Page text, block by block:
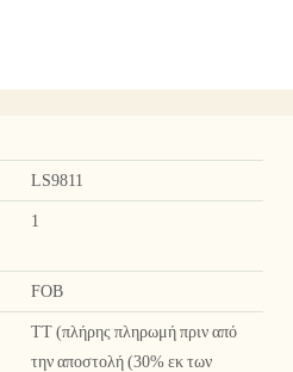
LS9811
1
FOB
TT (πλήρης πληρωμή πριν από
την αποστολή (30% εκ των